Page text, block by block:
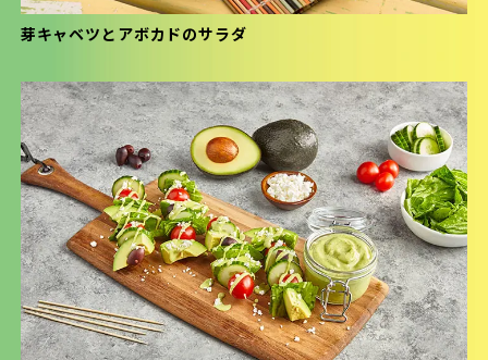
芽キャベツとアボカドのサラダ